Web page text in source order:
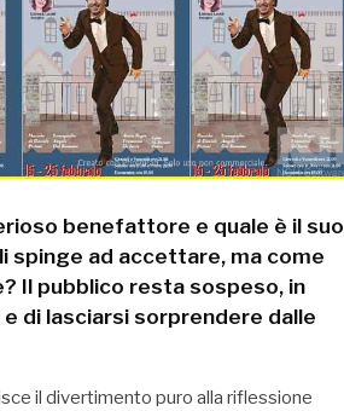
benefattore e quale è il suo
ad accettare, ma come
Il pubblico resta sospeso, in
di lasciarsi sorprendere dalle
il divertimento puro alla riflessione